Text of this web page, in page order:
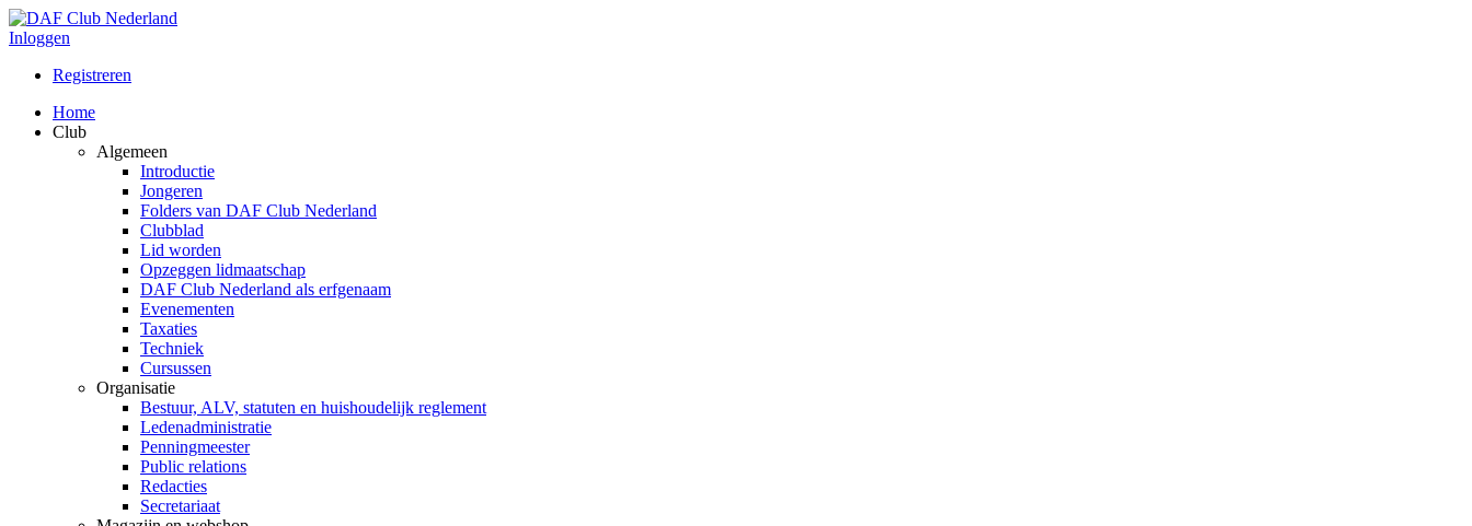
Inloggen
Registreren
Home
Club
Algemeen
Introductie
Jongeren
Folders van DAF Club Nederland
Clubblad
Lid worden
Opzeggen lidmaatschap
DAF Club Nederland als erfgenaam
Evenementen
Taxaties
Techniek
Cursussen
Organisatie
Bestuur, ALV, statuten en huishoudelijk reglement
Ledenadministratie
Penningmeester
Public relations
Redacties
Secretariaat